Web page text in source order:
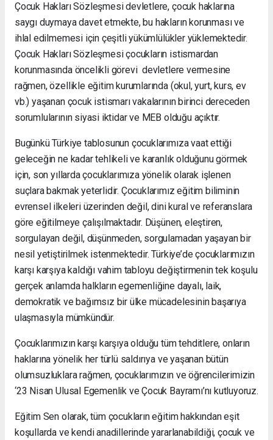
Çocuk Hakları Sözleşmesi devletlere, çocuk haklarına
saygı duymaya davet etmekte, bu hakların korunması ve
ihlal edilmemesi için çeşitli yükümlülükler yüklemektedir.
Çocuk Hakları Sözleşmesi çocukların istismardan
korunmasında öncelikli görevi devletlere vermesine
rağmen, özellikle eğitim kurumlarında (okul, yurt, kurs, ev
vb.) yaşanan çocuk istismarı vakalarının birinci dereceden
sorumlularının siyasi iktidar ve MEB olduğu açıktır.
Bugünkü Türkiye tablosunun çocuklarımıza vaat ettiği
geleceğin ne kadar tehlikeli ve karanlık olduğunu görmek
için, son yıllarda çocuklarımıza yönelik olarak işlenen
suçlara bakmak yeterlidir. Çocuklarımız eğitim biliminin
evrensel ilkeleri üzerinden değil, dini kural ve referanslara
göre eğitilmeye çalışılmaktadır. Düşünen, eleştiren,
sorgulayan değil, düşünmeden, sorgulamadan yaşayan bir
nesil yetiştirilmek istenmektedir. Türkiye’de çocuklarımızın
karşı karşıya kaldığı vahim tabloyu değiştirmenin tek koşulu
gerçek anlamda halkların egemenliğine dayalı, laik,
demokratik ve bağımsız bir ülke mücadelesinin başarıya
ulaşmasıyla mümkündür.
Çocuklarımızın karşı karşıya olduğu tüm tehditlere, onların
haklarına yönelik her türlü saldırıya ve yaşanan bütün
olumsuzluklara rağmen, çocuklarımızın ve öğrencilerimizin
‘23 Nisan Ulusal Egemenlik ve Çocuk Bayramı’nı kutluyoruz.
Eğitim Sen olarak, tüm çocukların eğitim hakkından eşit
koşullarda ve kendi anadillerinde yararlanabildiği, çocuk ve